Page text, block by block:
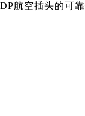
DP航空插头的可